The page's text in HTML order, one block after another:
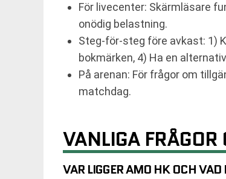
För livecenter: Skärmläsare
onödig belastning.
Steg-för-steg före avkast: 1)
bokmärken, 4) Ha en
På arenan: För frågor om
matchdag.
VANLIGA
VAR LIGGER AMO HK OCH